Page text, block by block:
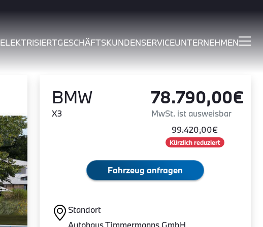
ELEKTRISIERTGESCHÄFTSKUNDENSERVICEUNTERNEHMEN
BMW
X3
78.790,00€
MwSt. ist ausweisbar
99.420,00€
Kürzlich reduziert
Fahrzeug anfragen
Standort
Autohaus Timmermanns GmbH